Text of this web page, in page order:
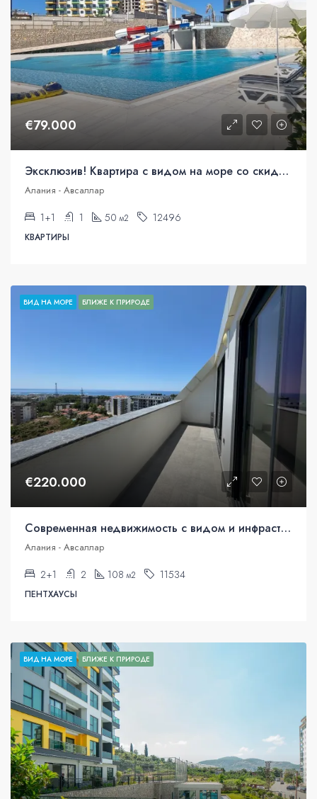
€79.000
Эксклюзив! Квартира с видом на море со скидкой 20%
Алания - Авсаллар
1+1 1 50 м2 12496
КВАРТИРЫ
ВИД НА МОРЕ БЛИЖЕ К ПРИРОДЕ
€220.000
Современная недвижимость с видом и инфраструктурой в Авсалларе
Алания - Авсаллар
2+1 2 108 м2 11534
ПЕНТХАУСЫ
ВИД НА МОРЕ БЛИЖЕ К ПРИРОДЕ